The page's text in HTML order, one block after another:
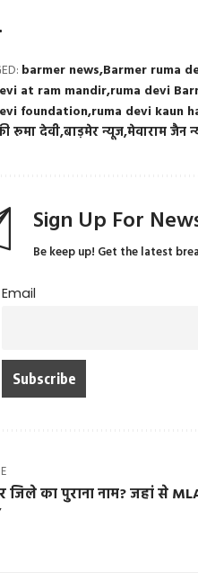
barmer news Barmer ruma
at ram mandir ruma devi
foundation ruma devi kaun
रूमा देवीबाड़मेर न्यूजमेवाराम जैन
Sign Up For
Be keep up! Get the latest
Email
जिले का पुराना नाम? जहां से